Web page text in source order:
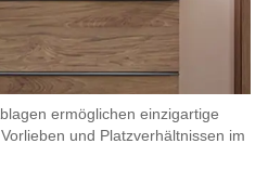
ermöglichen einzigartige
und Platzverhältnissen im